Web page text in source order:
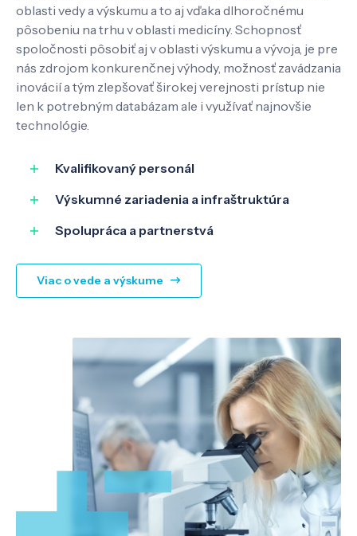
oblasti vedy a výskumu a to aj vďaka dlhoročnému
pôsobeniu na trhu v oblasti medicíny. Schopnosť
spoločnosti pôsobiť aj v oblasti výskumu a vývoja, je pre
nás zdrojom konkurenčnej výhody, možnosť zavádzania
inovácií a tým zlepšovať širokej verejnosti prístup nie
len k potrebným databázam ale i využívať najnovšie
technológie.
Kvalifikovaný personál
Výskumné zariadenia a infraštruktúra
Spolupráca a partnerstvá
Viac o vede a výskume